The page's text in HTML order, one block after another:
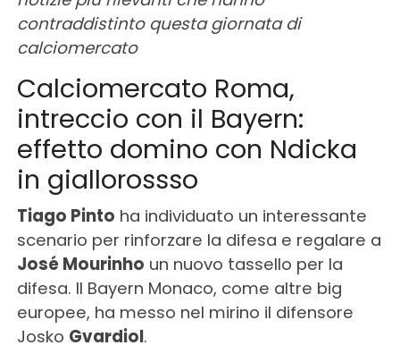
contraddistinto questa giornata di
calciomercato
Calciomercato Roma,
intreccio con il Bayern:
effetto domino con Ndicka
in giallorossso
Tiago Pinto ha individuato un interessante
scenario per rinforzare la difesa e regalare a
José Mourinho un nuovo tassello per la
difesa. Il Bayern Monaco, come altre big
europee, ha messo nel mirino il difensore
Josko Gvardiol.